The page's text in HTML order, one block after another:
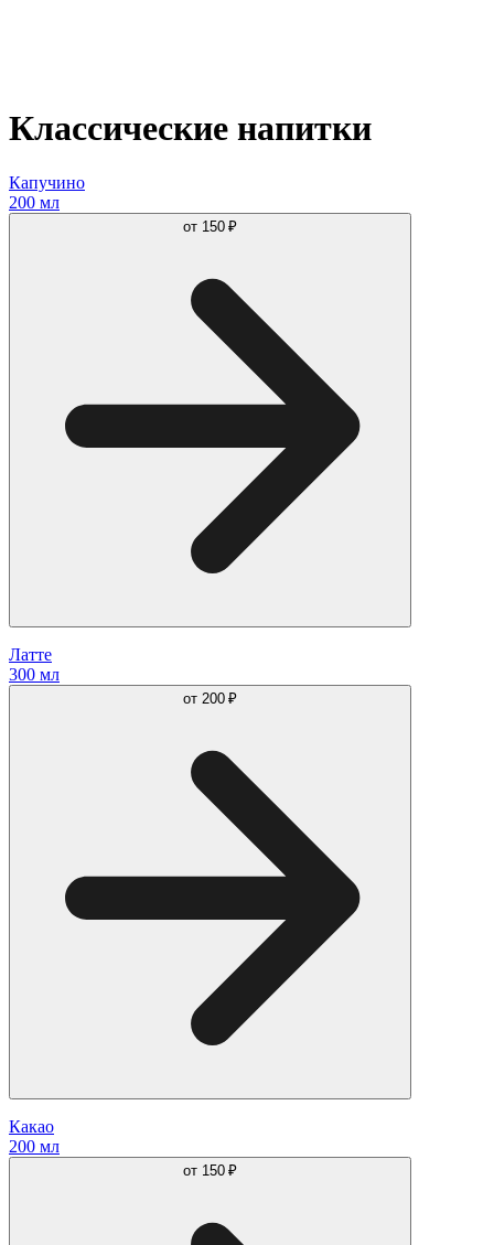
Классические напитки
Капучино
200 мл
от 150 ₽
Латте
300 мл
от 200 ₽
Какао
200 мл
от 150 ₽